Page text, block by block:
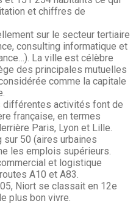
et chiffres de
sur le secteur tertiaire
consulting informatique et
La ville est célèbre
des principales mutuelles
comme la capitale
différentes activités font de
française, en termes
Paris, Lyon et Lille.
50 (aires urbaines
les emplois supérieurs.
et logistique
A10 et A83.
Niort se classait en 12e
plus bon vivre.